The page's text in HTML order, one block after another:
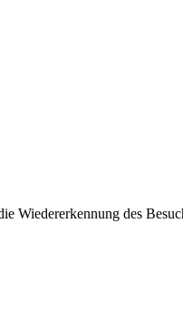
Wiedererkennung des